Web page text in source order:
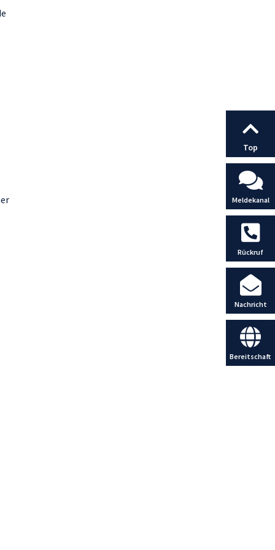
Top
Meldekanal
Rückruf
Nachricht
Bereitschaft